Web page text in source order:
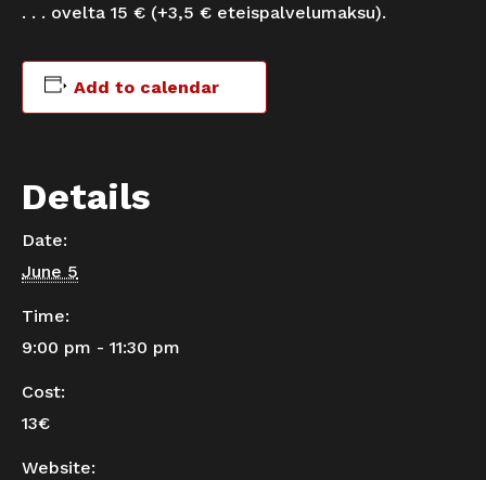
. . . ovelta 15 € (+3,5 € eteispalvelumaksu).
Add to calendar
Details
Date:
June 5
Time:
9:00 pm - 11:30 pm
Cost:
13€
Website: